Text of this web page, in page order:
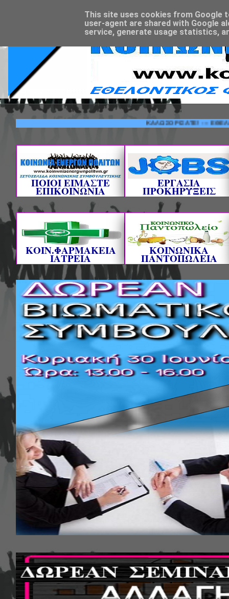
ΚΑΛΩΣΟΡΙΣΑΤΕ! ---
ΠΟΙΟΙ ΕΙΜΑΣΤΕ
ΕΠΙΚΟΙΝΩΝΙΑ
ΕΡΓΑΣΙΑ
ΠΡΟΚΗΡΥΞΕΙΣ
ΚΟΙΝ.ΦΑΡΜΑΚΕΙΑ
ΙΑΤΡΕΙΑ
ΚΟΙΝΩΝΙΚΑ
ΠΑΝΤΟΠΩΛΕΙΑ
This site uses cookies from Google
user-agent are shared with Google
service, generate usage statistics,